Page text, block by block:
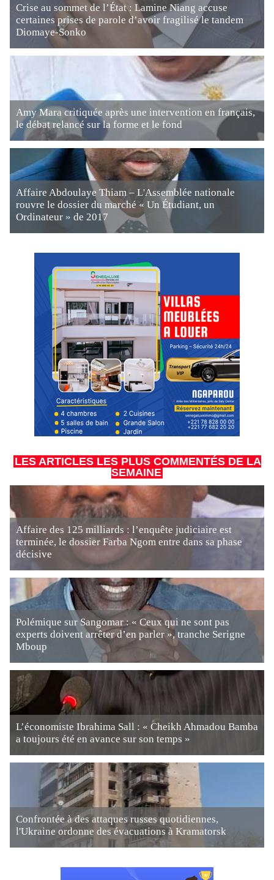
Crise au sommet de l’État : Lamine Niang accuse
certaines prises de parole d’avoir fragilisé le tandem
Diomaye-Sonko
Amy Mara critiquée après une intervention en français,
le débat relancé sur la forme et le fond
Affaire Abdoulaye Thiam – L'Assemblée nationale
rouvre le dossier du marché « Un Étudiant, un
Ordinateur » de 2017
LES ARTICLES LES PLUS COMMENTÉS DE LA
SEMAINE
Affaire des 125 milliards : l’enquête judiciaire est
terminée, le dossier Farba Ngom entre dans sa phase
décisive
Polémique sur Sangomar : « Ceux qui ne sont pas
experts doivent arrêter d’en parler », tranche Serigne
Mboup
L’économiste Ibrahima Sall : « Cheikh Ahmadou Bamba
a toujours été en avance sur son temps »
Confrontée à des attaques russes quotidiennes,
l'Ukraine ordonne des évacuations à Kramatorsk